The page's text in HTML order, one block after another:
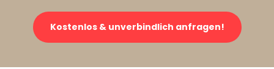
Kostenlos & unverbindlich anfragen!